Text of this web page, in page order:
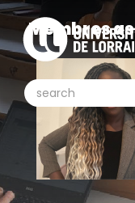
Aller
contenu
Search
search
Membres